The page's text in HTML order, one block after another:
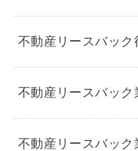
不動産リースバック
不動産リースバッ
不動産リースバック